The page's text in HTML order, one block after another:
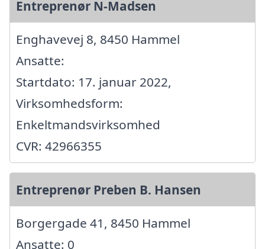
Entreprenør N-Madsen
Enghavevej 8, 8450 Hammel
Ansatte:
Startdato: 17. januar 2022,
Virksomhedsform:
Enkeltmandsvirksomhed
CVR: 42966355
Entreprenør Preben B. Hansen
Borgergade 41, 8450 Hammel
Ansatte: 0